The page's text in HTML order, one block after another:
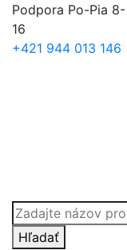
Podpora Po-Pia 8-
16
+421 944 013 146
Products
search
Hľadať